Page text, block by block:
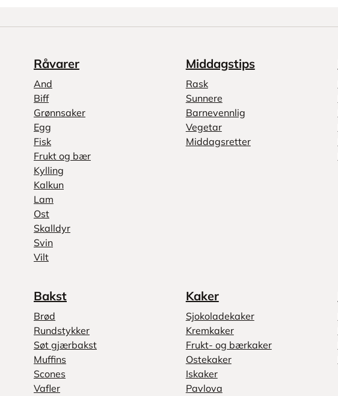
Råvarer
And
Biff
Grønnsaker
Egg
Fisk
Frukt og bær
Kylling
Kalkun
Lam
Ost
Skalldyr
Svin
Vilt
Middagstips
Rask
Sunnere
Barnevennlig
Vegetar
Middagsretter
Bakst
Brød
Rundstykker
Søt gjærbakst
Muffins
Scones
Vafler
Kaker
Sjokoladekaker
Kremkaker
Frukt- og bærkaker
Ostekaker
Iskaker
Pavlova